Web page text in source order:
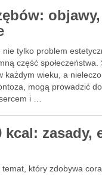
tylko problem
część
każdym wieku, a
mogą prowadzić
i …
kcal: zasady,
który zdobywa